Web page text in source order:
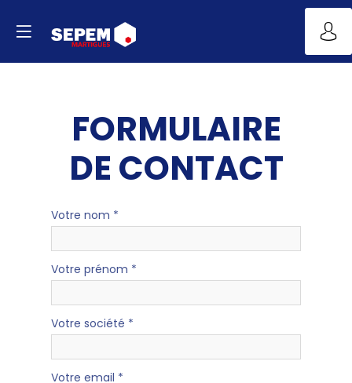
FORMULAIRE
DE CONTACT
Votre nom *
Votre prénom *
Votre société *
Votre email *